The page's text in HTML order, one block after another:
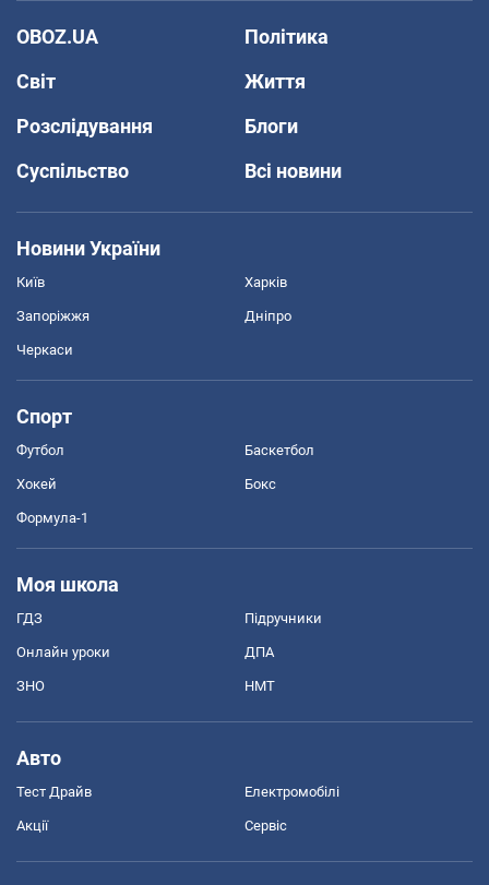
OBOZ.UA
Політика
Світ
Життя
Розслідування
Блоги
Суспільство
Всі новини
Новини України
Київ Харків
Запоріжжя Дніпро
Черкаси
Спорт
Футбол Баскетбол
Хокей Бокс
Формула-1
Моя школа
ГДЗ Підручники
Онлайн уроки ДПА
ЗНО НМТ
Авто
Тест Драйв Електромобілі
Акції Сервіс